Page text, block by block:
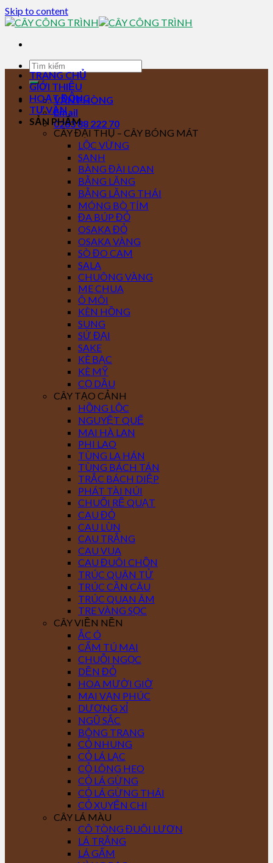
Skip to content
VĂN PHÒNG
Email
0283 88 222 70
TRANG CHỦ
GIỚI THIỆU
HOẠT ĐỘNG
TƯ VẤN
SẢN PHẨM
CÂY ĐẠI THỤ – CÂY BÓNG MÁT
LỘC VỪNG
SANH
BÀNG ĐÀI LOAN
BẰNG LĂNG
BẰNG LĂNG THÁI
MÓNG BÒ TÍM
ĐA BÚP ĐỎ
OSAKA ĐỎ
OSAKA VÀNG
SÒ ĐO CAM
SALA
CHUÔNG VÀNG
ME CHUA
Ô MÔI
KÈN HỒNG
SUNG
SỨ ĐẠI
SAKE
KÈ BẠC
KÈ MỸ
CỌ DẦU
CÂY TẠO CẢNH
HỒNG LỘC
NGUYỆT QUẾ
MAI HÀ LAN
PHI LAO
TÙNG LA HÁN
TÙNG BÁCH TÁN
TRẮC BÁCH DIỆP
PHÁT TÀI NÚI
CHUỐI RẼ QUẠT
CAU ĐỎ
CAU LÙN
CAU TRẮNG
CAU VUA
CAU ĐUÔI CHỒN
TRÚC QUÂN TỬ
TRÚC CẦN CÂU
TRÚC QUAN ÂM
TRE VÀNG SỌC
CÂY VIỀN NỀN
ẮC Ó
CẨM TÚ MAI
CHUỖI NGỌC
DỀN ĐỎ
HOA MƯỜI GIỜ
MAI VẠN PHÚC
DƯƠNG XỈ
NGŨ SẮC
BÔNG TRANG
CỎ NHUNG
CỎ LÁ LẠC
CỎ LÔNG HEO
CỎ LÁ GỪNG
CỎ LÁ GỪNG THÁI
CỎ XUYẾN CHI
CÂY LÁ MÀU
CÔ TÒNG ĐUÔI LƯƠN
LÁ TRẮNG
LÁ GẤM